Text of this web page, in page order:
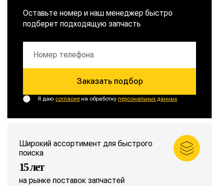
Оставьте номер и наш менеджер быстро
подберет подходящую запчасть
Заказать подбор
Я даю согласие на обработкуперсональных данных
Широкий ассортимент для быстрого
поиска
15 лет
на рынке поставок запчастей